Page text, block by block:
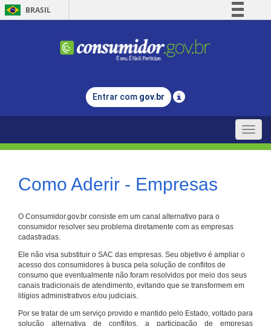
BRASIL
Comunica BR
Legislação
Entrar com gov.br
Toggle
Como Aderir - Empresas
O Consumidor.gov.br consiste em um canal alternativo para o
consumidor resolver seu problema diretamente com as empresas
cadastradas.
Ele não visa substituir o SAC das empresas. Seu objetivo é ampliar o
acesso dos consumidores à busca pela solução de conflitos de
consumo que eventualmente não foram resolvidos por meio dos seus
canais tradicionais de atendimento, evitando que se transformem em
litígios administrativos e/ou judiciais.
Por se tratar de um serviço provido e mantido pelo Estado, voltado para
solução alternativa de conflitos, a participação de empresas